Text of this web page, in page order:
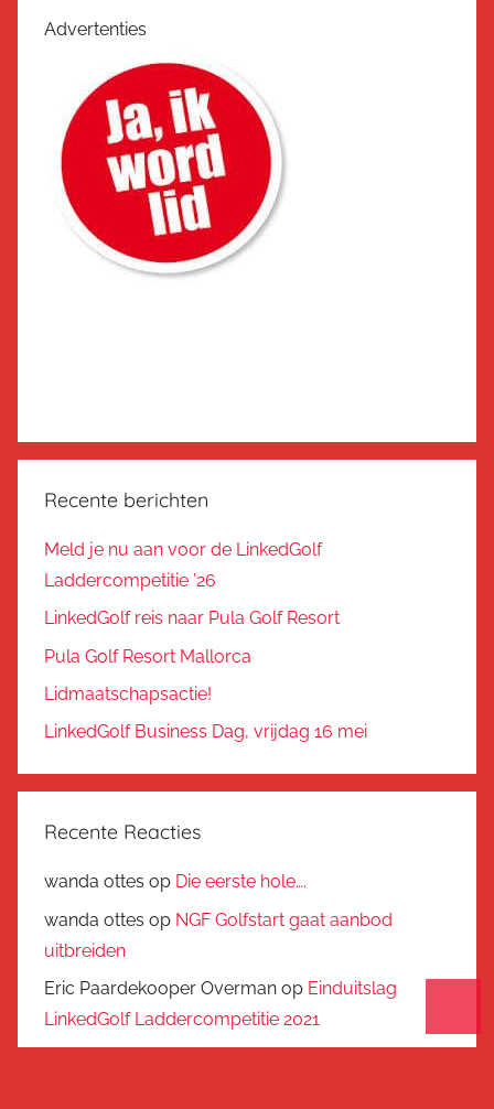
Advertenties
Recente berichten
Meld je nu aan voor de LinkedGolf
Laddercompetitie ’26
LinkedGolf reis naar Pula Golf Resort
Pula Golf Resort Mallorca
Lidmaatschapsactie!
LinkedGolf Business Dag, vrijdag 16 mei
Recente Reacties
wanda ottes op Die eerste hole….
wanda ottes op NGF Golfstart gaat aanbod
uitbreiden
Eric Paardekooper Overman op Einduitslag
LinkedGolf Laddercompetitie 2021